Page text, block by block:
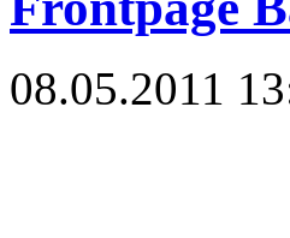
08.05.2011